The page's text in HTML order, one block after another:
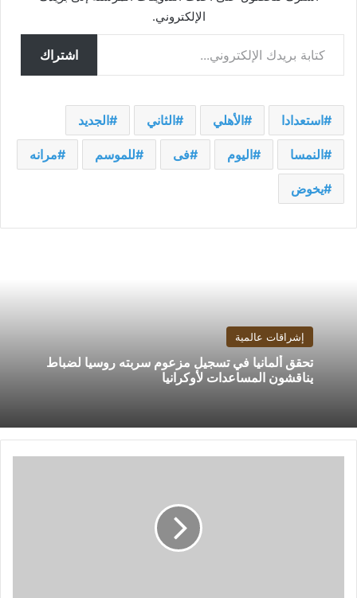
الإلكتروني.
كتابة بريدك الإلكتروني...
اشتراك
استعدادا الأهلي الثاني الجديد
النمسا اليوم فى للموسم مرانه
يخوض
إشراقات عالمية
تحقق ألمانيا في تسجيل مزعوم سربته روسيا لضباط
يناقشون المساعدات لأوكرانيا